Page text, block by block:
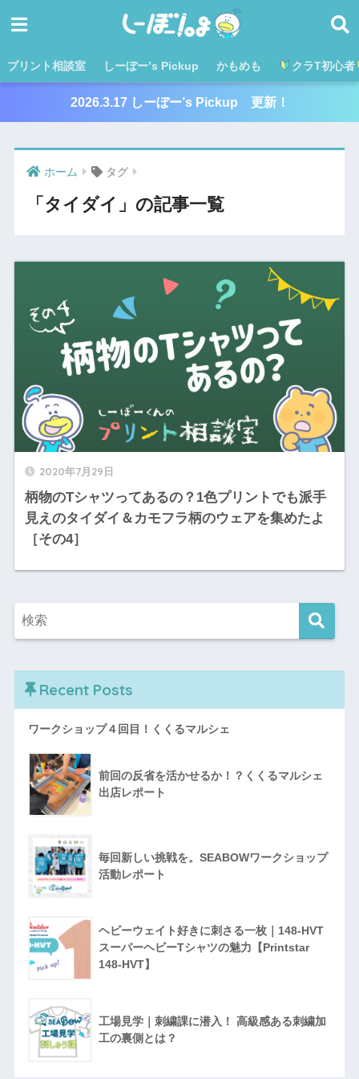
プリント相談室 しーぼー’s Pickup かもめも クラT初心者
2026.3.17 しーぼー’s Pickup 更新！
ホーム タグ
「タイダイ」の記事一覧
2020年7月29日
柄物のTシャツってあるの？1色プリントでも派手
見えのタイダイ＆カモフラ柄のウェアを集めたよ
［その4］
Recent Posts
ワークショップ４回目！くくるマルシェ
前回の反省を活かせるか！？くくるマルシェ
出店レポート
毎回新しい挑戦を。SEABOWワークショップ
活動レポート
ヘビーウェイト好きに刺さる一枚｜148-HVT
スーパーヘビーTシャツの魅力【Printstar
148-HVT】
工場見学｜刺繍課に潜入！ 高級感ある刺繍加
工の裏側とは？